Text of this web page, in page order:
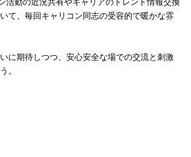
て、毎回キャリコン同志の受容的で暖かな雰
に期待しつつ、安心安全な場での交流と刺激
。